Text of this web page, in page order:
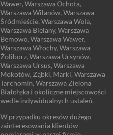
Wawer, Warszawa Ochota,
Warszawa Wilanów, Warszawa
Śródmieście, Warszawa Wola,
Warszawa Bielany, Warszawa
Bemowo, Warszawa Wawer,
Warszawa Włochy, Warszawa
Żoliborz, Warszawa Ursynów,
Warszawa Ursus, Warszawa
Mokotów, Ząbki, Marki, Warszawa
Tarchomin, Warszawa Zielona
Białołęka i okoliczne miejscowości
wedle indywidualnych ustaleń.
W przypadku okresów dużego
zainteresowania klientów